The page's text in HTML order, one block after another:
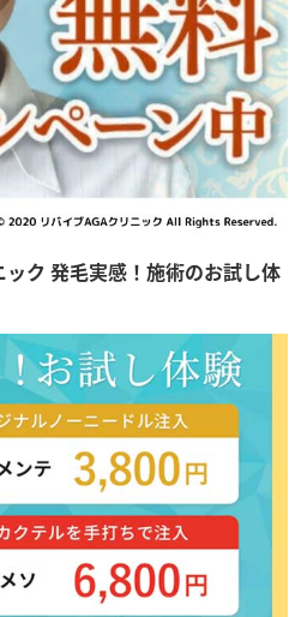
ク 発毛実感！施術のお試し体